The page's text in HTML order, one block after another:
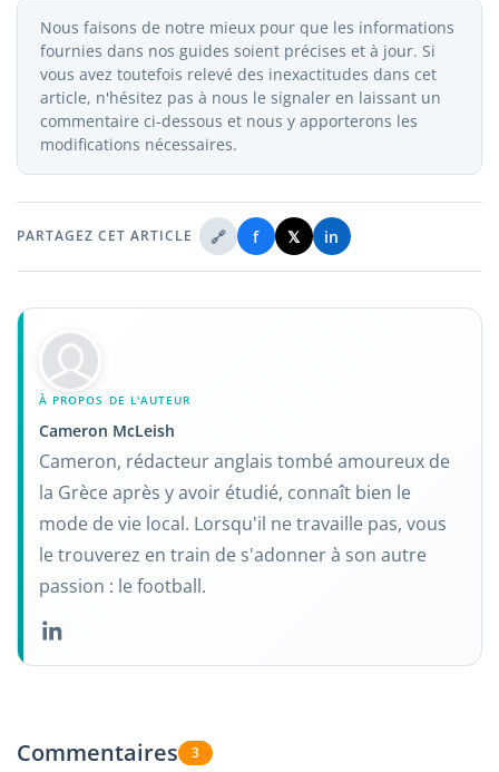
Nous faisons de notre mieux pour que les informations
fournies dans nos guides soient précises et à jour. Si
vous avez toutefois relevé des inexactitudes dans cet
article, n'hésitez pas à nous le signaler en laissant un
commentaire ci-dessous et nous y apporterons les
modifications nécessaires.
PARTAGEZ CET ARTICLE 🔗 f 𝕏 in
À PROPOS DE L'AUTEUR
Cameron McLeish
Cameron, rédacteur anglais tombé amoureux de
la Grèce après y avoir étudié, connaît bien le
mode de vie local. Lorsqu'il ne travaille pas, vous
le trouverez en train de s'adonner à son autre
passion : le football.
Commentaires 3